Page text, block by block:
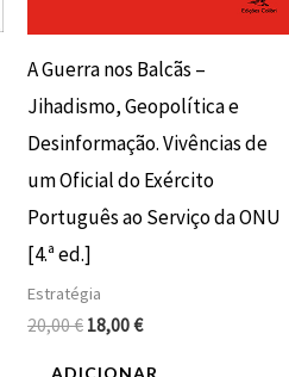
A Guerra nos Balcãs –
Jihadismo, Geopolítica e
Desinformação. Vivências de
um Oficial do Exército
Português ao Serviço da ONU
[4.ª ed.]
Estratégia
20,00€ 18,00€